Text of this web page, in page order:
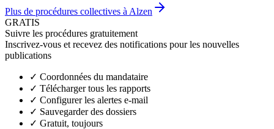
Plus de procédures collectives à Alzen
GRATIS
Suivre les procédures gratuitement
Inscrivez-vous et recevez des notifications pour les nouvelles
publications
✓ Coordonnées du mandataire
✓ Télécharger tous les rapports
✓ Configurer les alertes e-mail
✓ Sauvegarder des dossiers
✓ Gratuit, toujours